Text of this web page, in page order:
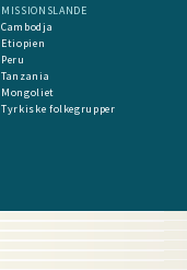
MISSIONSLANDE
Cambodja
Etiopien
Peru
Tanzania
Mongoliet
Tyrkiske folkegrupper